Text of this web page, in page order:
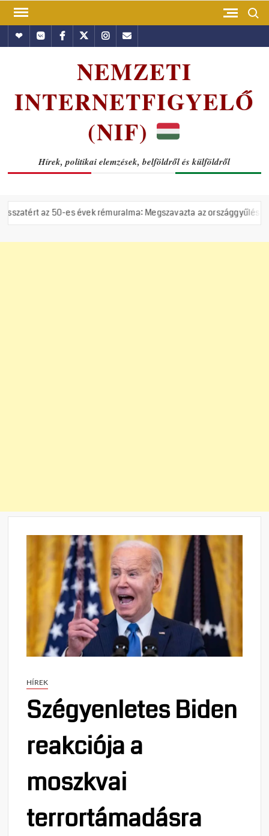
Skip
contentHundubVkontakte
Facebook
TwitterInstagram
Email
NEMZETI
INTERNETFIGYELŐ
(NIF)
Hírek, politikai elemzések, belföldről és külföldről
évek rémuralma: Megszavazta az országgyűlés a tiszás ÁVH
HÍREK
Szégyenletes Biden
reakciója a
moszkvai
terrortámadásra